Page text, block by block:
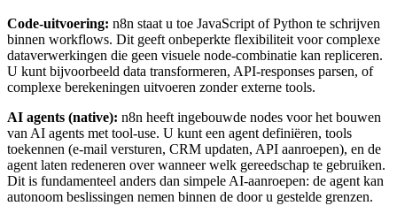
Code-uitvoering: n8n staat u toe JavaScript of Python te schrijven
binnen workflows. Dit geeft onbeperkte flexibiliteit voor complexe
dataverwerkingen die geen visuele node-combinatie kan repliceren.
U kunt bijvoorbeeld data transformeren, API-responses parsen, of
complexe berekeningen uitvoeren zonder externe tools.
AI agents (native): n8n heeft ingebouwde nodes voor het bouwen
van AI agents met tool-use. U kunt een agent definiëren, tools
toekennen (e-mail versturen, CRM updaten, API aanroepen), en de
agent laten redeneren over wanneer welk gereedschap te gebruiken.
Dit is fundamenteel anders dan simpele AI-aanroepen: de agent kan
autonoom beslissingen nemen binnen de door u gestelde grenzen.